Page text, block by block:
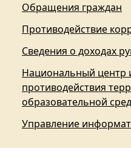
Обращения граждан
Противодействие
Сведения о доходах
Национальный
противодействия
образовательной
Управление